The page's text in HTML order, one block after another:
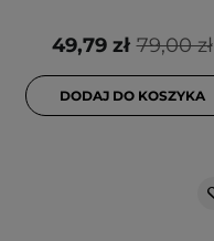
79,00 zł
49,79 zł
DODAJ DO KOSZYKA